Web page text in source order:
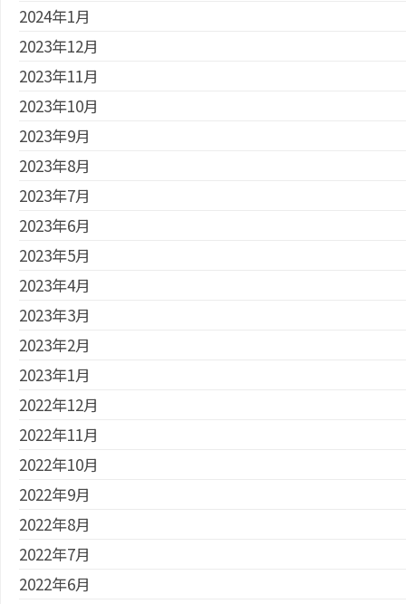
2024年1月
2023年12月
2023年11月
2023年10月
2023年9月
2023年8月
2023年7月
2023年6月
2023年5月
2023年4月
2023年3月
2023年2月
2023年1月
2022年12月
2022年11月
2022年10月
2022年9月
2022年8月
2022年7月
2022年6月